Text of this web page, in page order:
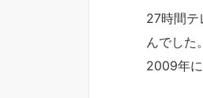
27時間テ
んでした。
2009年